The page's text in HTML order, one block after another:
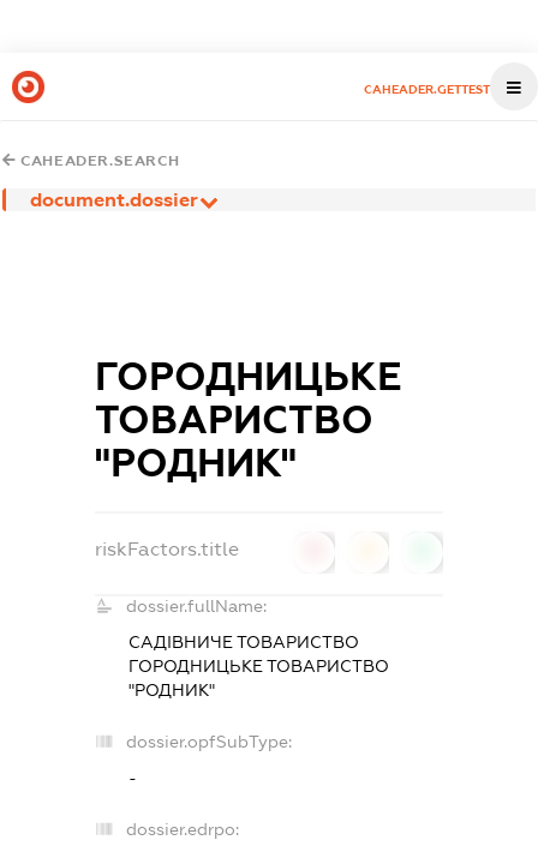
CAHEADER.GETTEST
CAHEADER.SEARCH
document.dossier
ГОРОДНИЦЬКЕ
ТОВАРИСТВО
"РОДНИК"
riskFactors.title
dossier.fullName:
САДІВНИЧЕ ТОВАРИСТВО
ГОРОДНИЦЬКЕ ТОВАРИСТВО
"РОДНИК"
dossier.opfSubType:
-
dossier.edrpo: